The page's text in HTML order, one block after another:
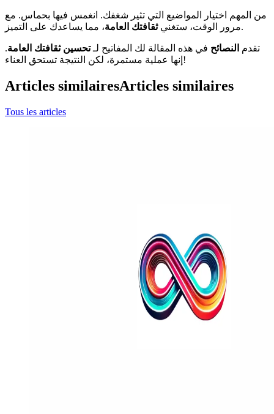
من المهم اختيار المواضيع التي تثير شغفك. انغمس فيها بحماس. مع
مرور الوقت، ستغنيثقافتك العامة ، مما يساعدك على التميز.
تقدم النصائح في هذه المقالة لك المفاتيح لـتحسين ثقافتك العامة.
إنها عملية مستمرة، لكن النتيجة تستحق العناء!
Articles similairesArticles similaires
Tous les articles